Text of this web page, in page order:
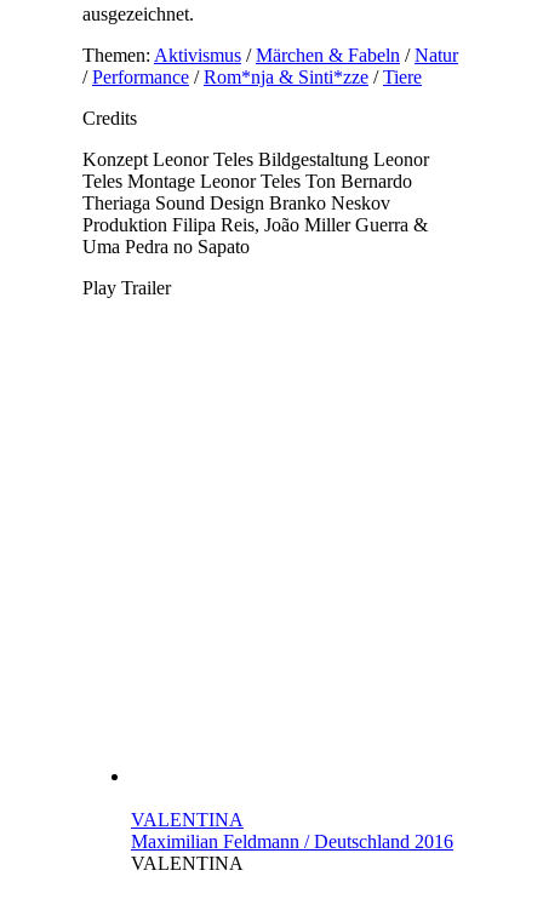
ausgezeichnet.
Themen: Aktivismus/Märchen & Fabeln /Natur
/Performance/Rom*nja & Sinti*zze/Tiere
Credits
Konzept Leonor Teles Bildgestaltung Leonor
Teles Montage Leonor Teles Ton Bernardo
Theriaga Sound Design Branko Neskov
Produktion Filipa Reis, João Miller Guerra &
Uma Pedra no Sapato
Play Trailer
VALENTINA
Maximilian Feldmann / Deutschland 2016
VALENTINA